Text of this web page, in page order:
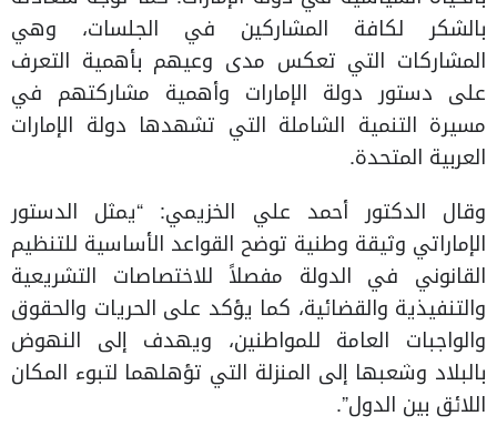
بالشكر لكافة المشاركين في الجلسات، وهي
المشاركات التي تعكس مدى وعيهم بأهمية التعرف
على دستور دولة الإمارات وأهمية مشاركتهم في
مسيرة التنمية الشاملة التي تشهدها دولة الإمارات
العربية المتحدة.
وقال الدكتور أحمد علي الخزيمي: “يمثل الدستور
الإماراتي وثيقة وطنية توضح القواعد الأساسية للتنظيم
القانوني في الدولة مفصلاً للاختصاصات التشريعية
والتنفيذية والقضائية، كما يؤكد على الحريات والحقوق
والواجبات العامة للمواطنين، ويهدف إلى النهوض
بالبلاد وشعبها إلى المنزلة التي تؤهلهما لتبوء المكان
اللائق بين الدول”.